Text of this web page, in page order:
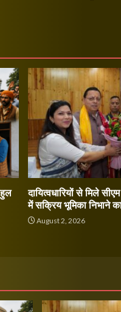
दायित्वधारियों से मिले
में सक्रिय भूमिका निभाने
August 2, 2026